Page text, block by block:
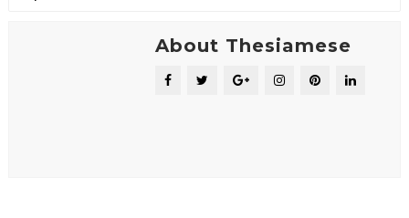
About Thesiamese